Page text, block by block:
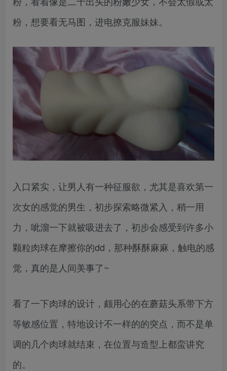
粉，想要看无马图，进电撩克服妹妹。
入口紧实，让男人有一种征服欲，尤其是喜欢第一
次女的感觉的男生，初步探索略微紧入，稍一用
力，呲溜一下就被吸进去了，初步会感受到许多小
颗粒肉球在摩擦你的dd，那种酥酥麻麻，触电的感
觉，真的是人间美事了~
看了一下肉球的设计，颇用心的在蘑菇头系带下方
等敏感位置，特地设计不一样的的突点，而不是单
调的几个肉球就结束，在位置与造型上都蛮讲究
的。